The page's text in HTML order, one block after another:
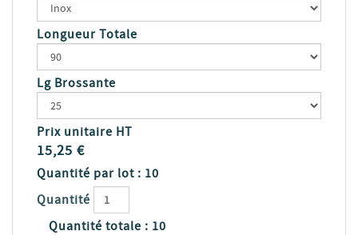
Longueur Totale
Lg Brossante
Prix unitaire HT
15,25 €
Quantité par lot : 10
Quantité
Quantité totale : 10